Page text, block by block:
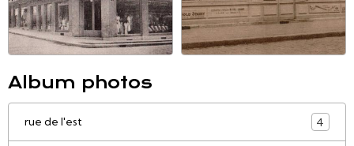
Album photos
rue de l'est 4